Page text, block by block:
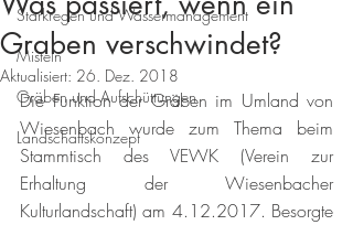
Starkregen und Wassermanagement
Misteln
Gräben und Aufschüttungen
Landschaftskonzept
Graben verschwindet?
Aktualisiert: 26. Dez. 2018
Die Funktion der Gräben im Umland von
Wiesenbach wurde zum Thema beim
Stammtisch des VEWK (Verein zur
Erhaltung der Wiesenbacher
Kulturlandschaft) am 4.12.2017. Besorgte